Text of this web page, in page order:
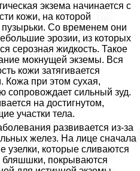
экзема начинается с
кожи, на которой
Со временем они
эрозии, из которых
серозная жидкость. Такое
мокнущей экземы. Вся
кожи затягивается
Кожа при этом сухая,
сопровождает сильный зуд.
на достигнутом,
участки тела.
развивается из-за
желез. На лице сначала
узелки, которые сливаются
бляшшки, покрываются